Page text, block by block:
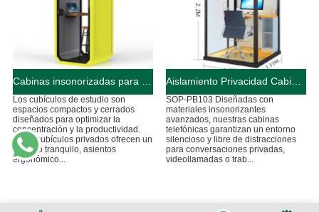
Los cubículos de estudio son
espacios compactos y cerrados
diseñados para optimizar la
concentración y la productividad.
Estos cubículos privados ofrecen un
entorno tranquilo, asientos
ergonómico...
Aislamiento Privacidad Cabinas telefónicas
SOP-PB103 Diseñadas con
materiales insonorizantes
avanzados, nuestras cabinas
telefónicas garantizan un entorno
silencioso y libre de distracciones
para conversaciones privadas,
videollamadas o trab...